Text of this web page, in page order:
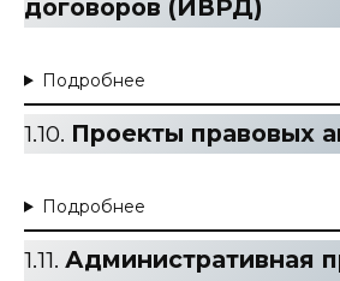
договоров (ИВРД)
Подробнее
1.10. Проекты правовых
Подробнее
1.11. Административная